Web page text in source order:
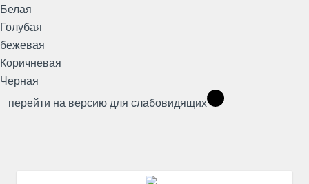
Белая
Голубая
бежевая
Коричневая
Черная
перейти на версию для слабовидящих